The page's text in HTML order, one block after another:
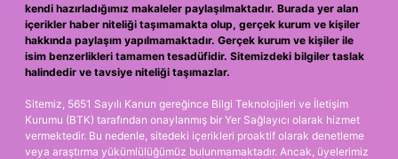
kendi hazırladığımız makaleler paylaşılmaktadır. Burada yer alan
içerikler haber niteliği taşımamakta olup, gerçek kurum ve kişiler
hakkında paylaşım yapılmamaktadır. Gerçek kurum ve kişiler ile
isim benzerlikleri tamamen tesadüfidir. Sitemizdeki bilgiler taslak
halindedir ve tavsiye niteliği taşımazlar.
Sitemiz, 5651 Sayılı Kanun gereğince Bilgi Teknolojileri ve İletişim
Kurumu (BTK) tarafından onaylanmış bir Yer Sağlayıcı olarak hizmet
vermektedir. Bu nedenle, sitedeki içerikleri proaktif olarak denetleme
veya araştırma yükümlülüğümüz bulunmamaktadır. Ancak, üyelerimiz